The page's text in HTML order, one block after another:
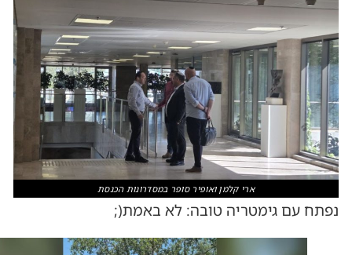
ארי קלמן ואופיר סופר במסדרונות הכנסת
נפתח עם גימטריה טובה: לא באמת(;